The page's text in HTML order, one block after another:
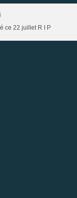
ce 22 juillet R I P